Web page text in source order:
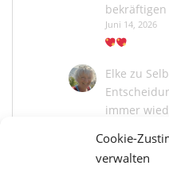
Cookie-
verwalten
bekräftigen
Juni 14, 2026
Elke zu
immer
Juni 13, 2026